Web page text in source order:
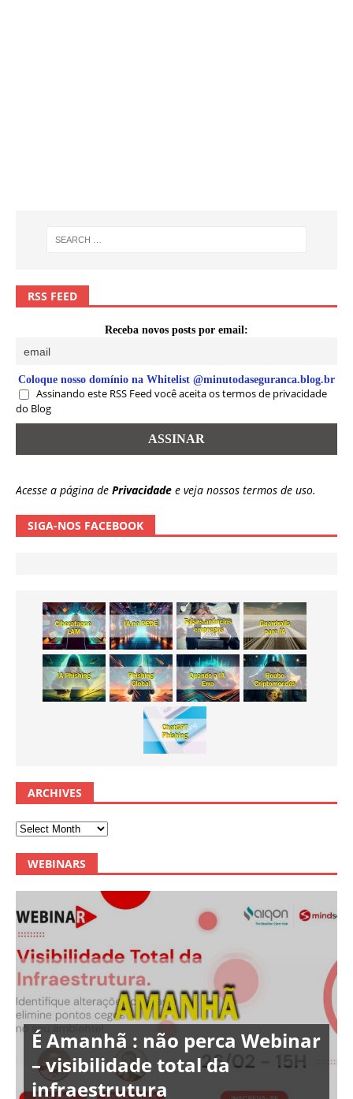
RSS FEED
Receba novos posts por email:
Coloque nosso domínio na Whitelist @minutodaseguranca.blog.br
Assinando este RSS Feed você aceita os termos de privacidade
do Blog
Acesse a página de Privacidade e veja nossos termos de uso.
SIGA-NOS FACEBOOK
ARCHIVES
WEBINARS
É Amanhã : não perca Webinar
– visibilidade total da
infraestrutura